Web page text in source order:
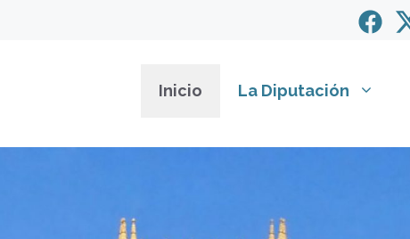
Inicio La Diputación